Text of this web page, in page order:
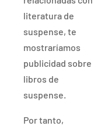
literatura de
suspense, te
mostraríamos
publicidad sobre
libros de
suspense.
Por tanto,